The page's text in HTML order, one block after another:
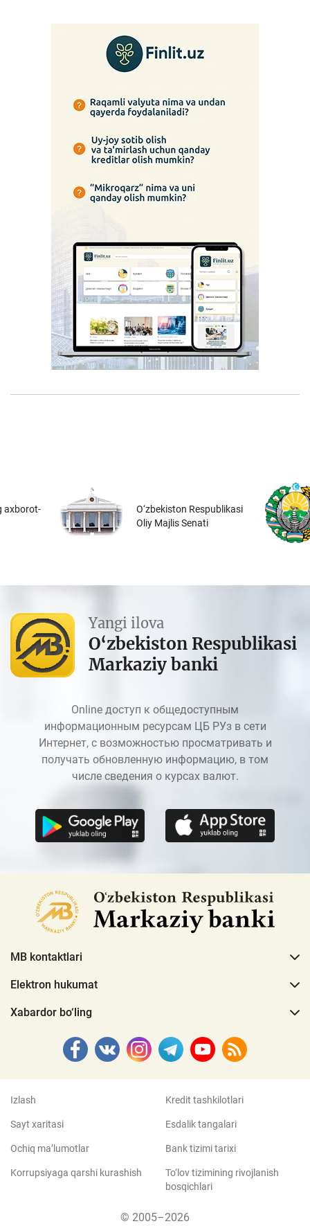
axborot-
O‘zbekiston Respublikasi
Oliy Majlis Senati
Yangi ilova
O‘zbekiston Respublikasi
Markaziy banki
Online доступ к общедоступным
информационным ресурсам ЦБ РУз в сети
Интернет, с возможностью просматривать и
получать обновленную информацию, в том
числе сведения о курсах валют.
MB kontaktlari
Elektron hukumat
Xabardor bo‘ling
Izlash
Sayt xaritasi
Ochiq ma’lumotlar
Korrupsiyaga qarshi kurashish
Kredit tashkilotlari
Esdalik tangalari
Bank tizimi tarixi
To‘lov tizimining rivojlanish
bosqichlari
© 2005–2026